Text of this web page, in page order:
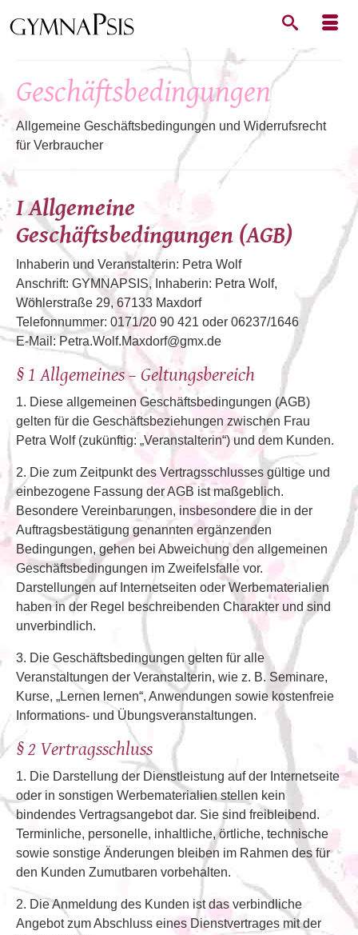
Geschäftsbedingungen
Allgemeine Geschäftsbedingungen und Widerrufsrecht
für Verbraucher
I Allgemeine
Geschäftsbedingungen (AGB)
Inhaberin und Veranstalterin: Petra Wolf
Anschrift: GYMNAPSIS, Inhaberin: Petra Wolf,
Wöhlerstraße 29, 67133 Maxdorf
Telefonnummer: 0171/20 90 421 oder 06237/1646
E-Mail: Petra.Wolf.Maxdorf@gmx.de
§ 1 Allgemeines – Geltungsbereich
1. Diese allgemeinen Geschäftsbedingungen (AGB)
gelten für die Geschäftsbeziehungen zwischen Frau
Petra Wolf (zukünftig: „Veranstalterin“) und dem Kunden.
2. Die zum Zeitpunkt des Vertragsschlusses gültige und
einbezogene Fassung der AGB ist maßgeblich.
Besondere Vereinbarungen, insbesondere die in der
Auftragsbestätigung genannten ergänzenden
Bedingungen, gehen bei Abweichung den allgemeinen
Geschäftsbedingungen im Zweifelsfalle vor.
Darstellungen auf Internetseiten oder Werbematerialien
haben in der Regel beschreibenden Charakter und sind
unverbindlich.
3. Die Geschäftsbedingungen gelten für alle
Veranstaltungen der Veranstalterin, wie z. B. Seminare,
Kurse, „Lernen lernen“, Anwendungen sowie kostenfreie
Informations- und Übungsveranstaltungen.
§ 2 Vertragsschluss
1. Die Darstellung der Dienstleistung auf der Internetseite
oder in sonstigen Werbematerialien stellen kein
bindendes Vertragsangebot dar. Sie sind freibleibend.
Terminliche, personelle, inhaltliche, örtliche, technische
sowie sonstige Änderungen bleiben im Rahmen des für
den Kunden Zumutbaren vorbehalten.
2. Die Anmeldung des Kunden ist das verbindliche
Angebot zum Abschluss eines Dienstvertrages mit der